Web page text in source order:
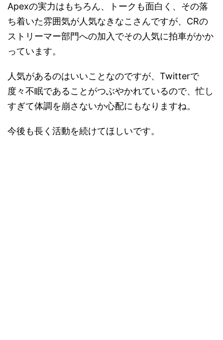
Apexの実力はもちろん、トークも面白く、その落
ち着いた雰囲気が人気なきなこさんですが、CRの
ストリーマー部門への加入でその人気に拍車がかか
っています。
人気があるのはいいことなのですが、Twitterで
度々不眠であることがつぶやかれているので、忙し
すぎて体調を崩さないか心配にもなりますね。
今後も長く活動を続けてほしいです。